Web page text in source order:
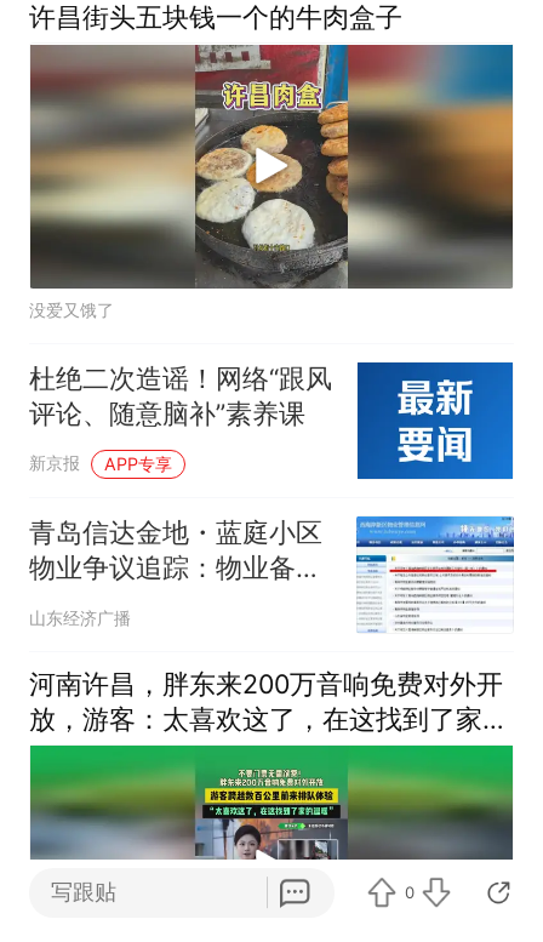
许昌街头五块钱一个的牛肉盒子
没爱又饿了
杜绝二次造谣！网络“跟风
评论、随意脑补”素养课
新京报 APP专享
青岛信达金地・蓝庭小区
物业争议追踪：物业备案
存瑕疵、业主大会投票引
质疑，西海岸新区首创业
委会履职指引落地遇堵点
山东经济广播
河南许昌，胖东来200万音响免费对外开
放，游客：太喜欢这了，在这找到了家的
温暖
写跟贴 0